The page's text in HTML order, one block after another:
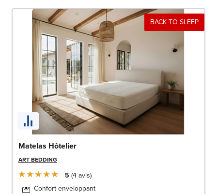
BACK TO SLEEP
Matelas Hôtelier
ART BEDDING
5 4avis
Confort enveloppant